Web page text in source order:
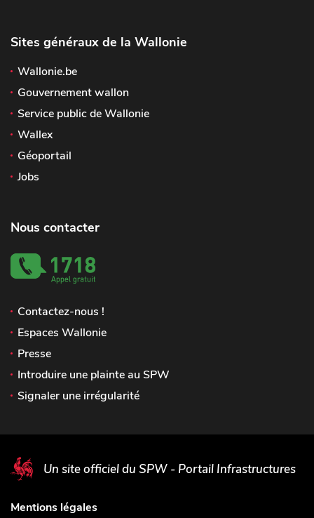
Sites généraux de la Wallonie
Wallonie.be
Gouvernement wallon
Service public de Wallonie
Wallex
Géoportail
Jobs
Nous contacter
Contactez-nous !
Espaces Wallonie
Presse
Introduire une plainte au SPW
Signaler une irrégularité
Un site officiel du SPW - Portail Infrastructures
Mentions légales